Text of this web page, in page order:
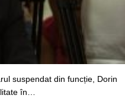
suspendat din funcție, Dorin
în…